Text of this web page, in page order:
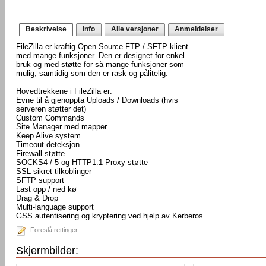
Beskrivelse Info Alle versjoner Anmeldelser
FileZilla er kraftig Open Source FTP / SFTP-klient
med mange funksjoner. Den er designet for enkel
bruk og med støtte for så mange funksjoner som
mulig, samtidig som den er rask og pålitelig.
Hovedtrekkene i FileZilla er:
Evne til å gjenoppta Uploads / Downloads (hvis
serveren støtter det)
Custom Commands
Site Manager med mapper
Keep Alive system
Timeout deteksjon
Firewall støtte
SOCKS4 / 5 og HTTP1.1 Proxy støtte
SSL-sikret tilkoblinger
SFTP support
Last opp / ned kø
Drag & Drop
Multi-language support
GSS autentisering og kryptering ved hjelp av Kerberos
Foreslå rettinger
Skjermbilder: